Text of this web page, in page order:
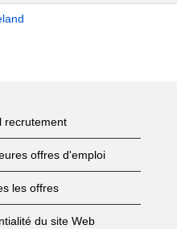
recrutement
offres d'emploi
les offres
du site Web